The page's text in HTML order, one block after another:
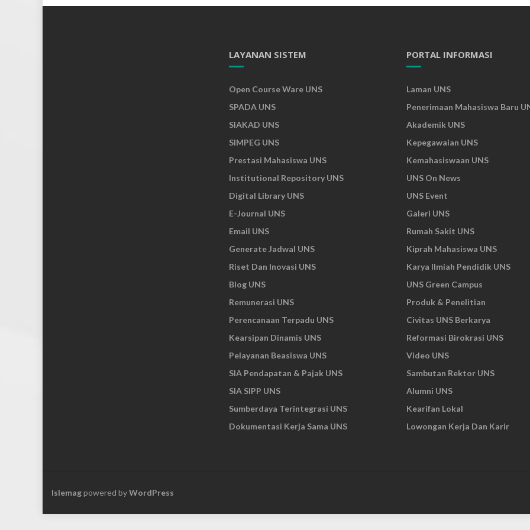
LAYANAN SISTEM
Open Course Ware UNS
SPADA UNS
SIAKAD UNS
SIMPEG UNS
Prestasi Mahasiswa UNS
Institutional Repository UNS
Digital Library UNS
E-Journal UNS
Email UNS
Generate Jadwal UNS
Riset Dan Inovasi UNS
Blog UNS
Remunerasi UNS
Perencanaan Terpadu UNS
Kearsipan Dinamis UNS
Pelayanan Beasiswa UNS
SIA Pendapatan & Pajak UNS
SIA SIPP UNS
Sumberdaya Terintegrasi UNS
Dokumentasi Kerja Sama UNS
PORTAL INFORMASI
Laman UNS
Penerimaan Mahasiswa Baru
Akademik UNS
Kepegawaian UNS
Kemahasiswaan UNS
UNS On News
UNS Event
Galeri UNS
Rumah Sakit UNS
Kiprah Mahasiswa UNS
Karya Ilmiah Pendidik UNS
UNS Green Campus
Produk & Penelitian
Civitas UNS Berkarya
Reformasi Birokrasi UNS
Video UNS
Sambutan Rektor UNS
Alumni UNS
Kearifan Lokal
Lowongan Kerja Dan Karir
Islemagpowered byWordPress